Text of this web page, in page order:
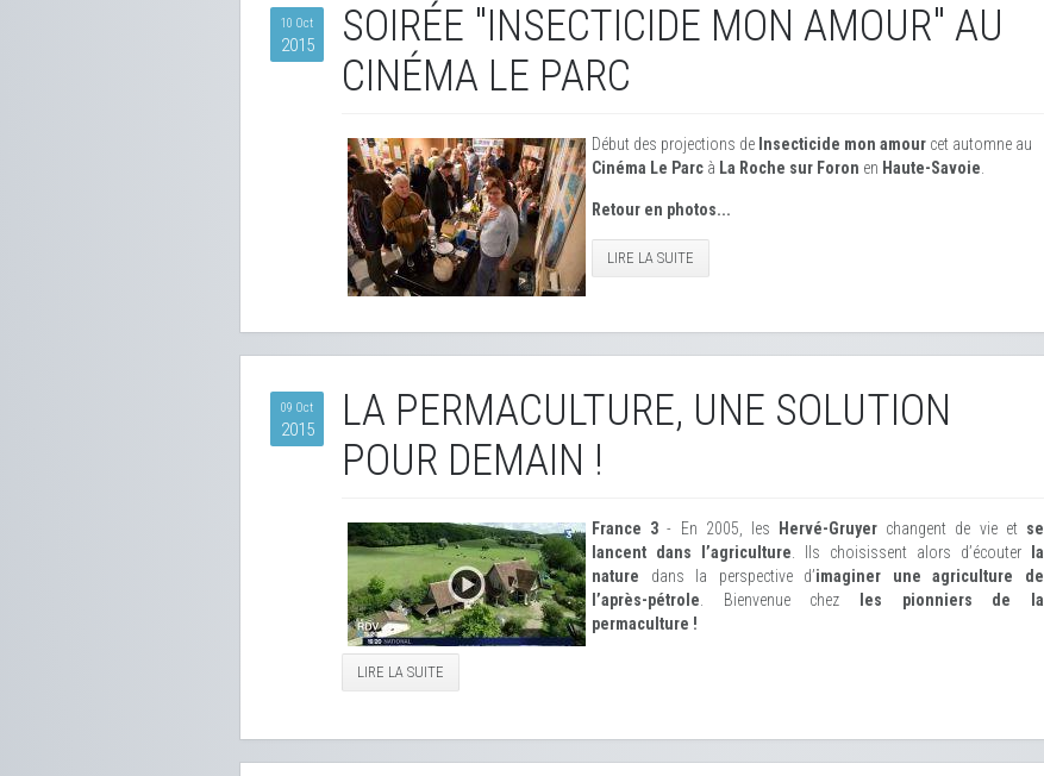
10 Oct
2015
SOIRÉE "INSECTICIDE MON AMOUR" AU
CINÉMA LE PARC
Début des projections de Insecticide mon amour cet automne au
Cinéma Le Parc à La Roche sur Foron en Haute-Savoie
Retour en photos...
LIRE LA SUITE
09 Oct
2015
LA PERMACULTURE, UNE SOLUTION
POUR DEMAIN !
France 3 - En 2005, les Hervé-Gruyer changent de vie et se
lancent dans l’agriculture . Ils choisissent alors d’écouter
la
nature dans la perspective d’imaginer une agriculture de
l’après-pétrole . Bienvenue chez les pionniers de la
permaculture !
LIRE LA SUITE